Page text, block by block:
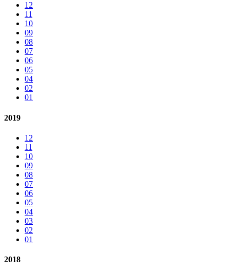
12
11
10
09
08
07
06
05
04
02
01
2019
12
11
10
09
08
07
06
05
04
03
02
01
2018